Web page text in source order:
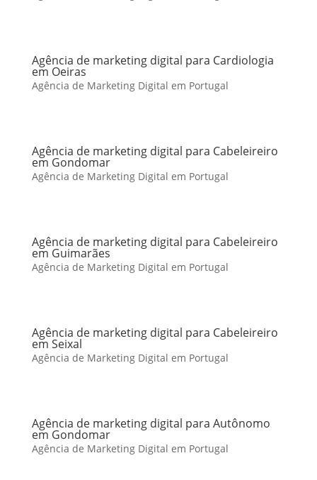
Agência de marketing digital para Cardiologia
em Oeiras
Agência de Marketing Digital em Portugal
Agência de marketing digital para Cabeleireiro
em Gondomar
Agência de Marketing Digital em Portugal
Agência de marketing digital para Cabeleireiro
em Guimarães
Agência de Marketing Digital em Portugal
Agência de marketing digital para Cabeleireiro
em Seixal
Agência de Marketing Digital em Portugal
Agência de marketing digital para Autônomo
em Gondomar
Agência de Marketing Digital em Portugal